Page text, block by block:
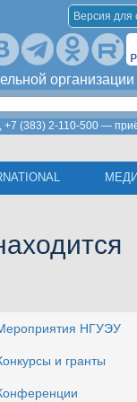
Версия для
организации
+7 (383) 2-110-500 —
НГУЭУ
и гранты